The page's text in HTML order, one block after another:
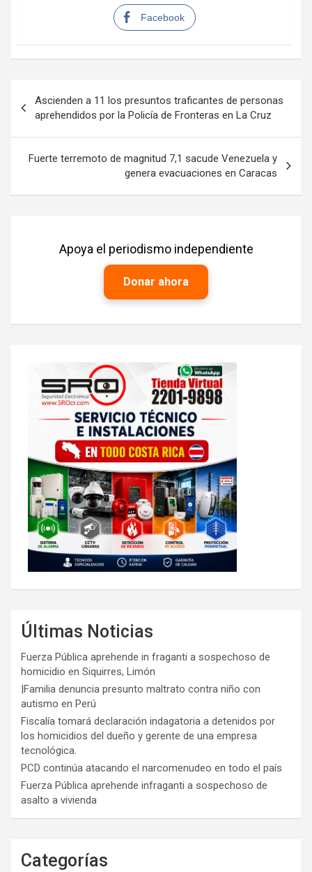
Facebook
de
entradas
Ascienden a 11 los presuntos traficantes de personas
aprehendidos por la Policía de Fronteras en La Cruz
Fuerte terremoto de magnitud 7,1 sacude Venezuela y
genera evacuaciones en Caracas
Apoya el periodismo independiente
Donar ahora
Últimas Noticias
Fuerza Pública aprehende in fraganti a sospechoso de
homicidio en Siquirres, Limón
|Familia denuncia presunto maltrato contra niño con
autismo en Perú
Fiscalía tomará declaración indagatoria a detenidos por
los homicidios del dueño y gerente de una empresa
tecnológica.
PCD continúa atacando el narcomenudeo en todo el país
Fuerza Pública aprehende infraganti a sospechoso de
asalto a vivienda
Categorías